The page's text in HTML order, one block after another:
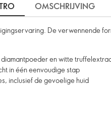
OMSCHRIJVING
De verwennende
en witte
in één eenvoudige stap
inclusief de gevoelige huid